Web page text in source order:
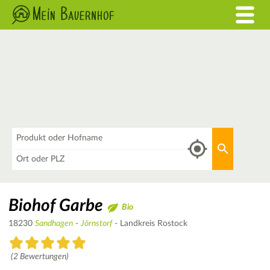
Biohof Garbe
Bio
18230 Sandhagen -Jörnstorf- Landkreis Rostock
(2 Bewertungen)